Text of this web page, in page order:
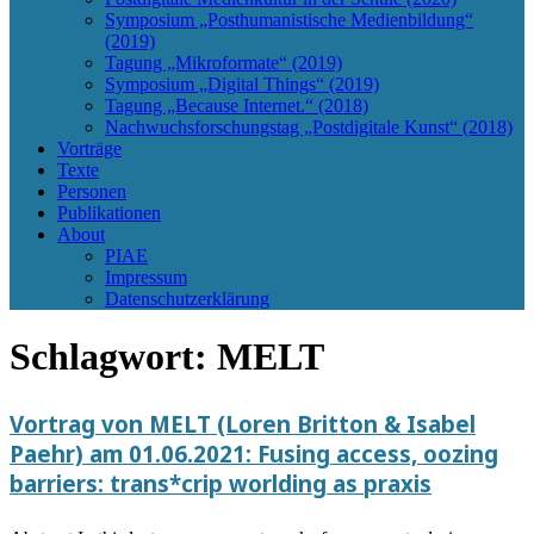
Symposium „Posthumanistische Medienbildung“
(2019)
Tagung „Mikroformate“ (2019)
Symposium „Digital Things“ (2019)
Tagung „Because Internet.“ (2018)
Nachwuchsforschungstag „Postdigitale Kunst“ (2018)
Vorträge
Texte
Personen
Publikationen
About
PIAE
Impressum
Datenschutzerklärung
Schlagwort: MELT
Vortrag von MELT (Loren Britton & Isabel
Paehr) am 01.06.2021: Fusing access, oozing
barriers: trans*crip worlding as praxis